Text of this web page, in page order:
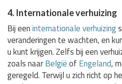
4. Internationale verhuizing
Bij eeninternationale verhuizing
veranderingen te wachten, en
u kunt krijgen. Zelfs bij een
zoals naarBelgiëof Engeland,
geregeld. Terwijl u zich richt op